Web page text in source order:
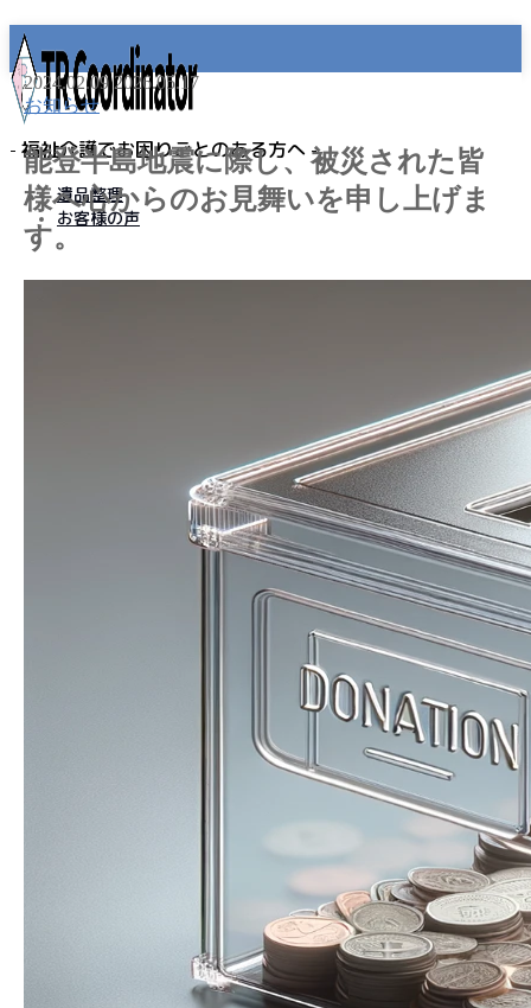
- 福祉介護でお困りごとのある方へ -
遺品整理
お客様の声
MENU
2024.02.092026.05.17
お知らせ
能登半島地震に際し、被災された皆
様へ心からのお見舞いを申し上げま
す。